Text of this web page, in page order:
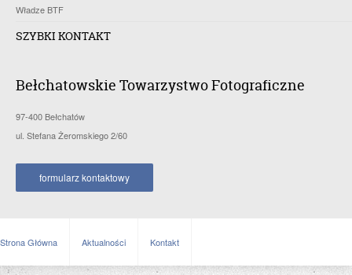
Władze BTF
SZYBKI KONTAKT
Bełchatowskie Towarzystwo Fotograficzne
97-400 Bełchatów
ul. Stefana Żeromskiego 2/60
formularz kontaktowy
Strona Główna Aktualności Kontakt